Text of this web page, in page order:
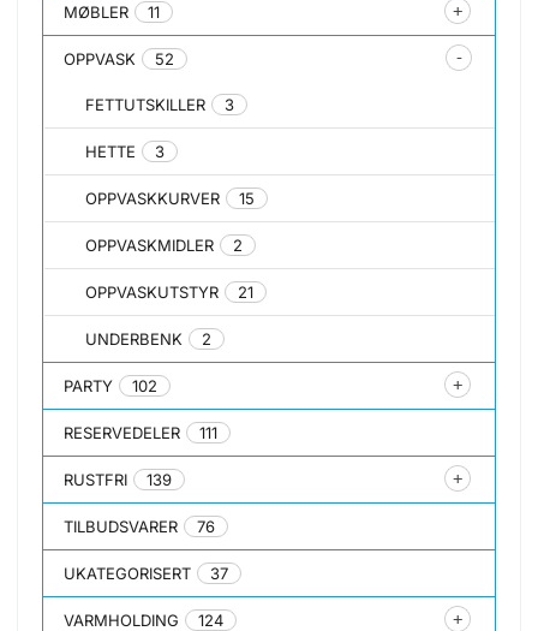
MØBLER 11
OPPVASK 52
FETTUTSKILLER 3
HETTE 3
OPPVASKKURVER 15
OPPVASKMIDLER 2
OPPVASKUTSTYR 21
UNDERBENK 2
PARTY 102
RESERVEDELER 111
RUSTFRI 139
TILBUDSVARER 76
UKATEGORISERT 37
VARMHOLDING 124